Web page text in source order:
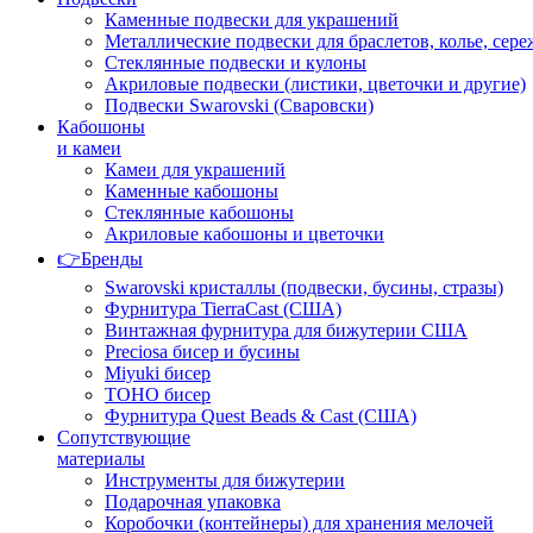
Каменные подвески для украшений
Металлические подвески для браслетов, колье,
Стеклянные подвески и кулоны
Акриловые подвески (листики, цветочки и другие)
Подвески Swarovski (Сваровски)
Кабошоны
и камеи
Камеи для украшений
Каменные кабошоны
Стеклянные кабошоны
Акриловые кабошоны и цветочки
👉Бренды
Swarovski кристаллы (подвески, бусины, стразы)
Фурнитура TierraCast (США)
Винтажная фурнитура для бижутерии США
Preciosa бисер и бусины
Miyuki бисер
TOHO бисер
Фурнитура Quest Beads & Cast (США)
Сопутствующие
материалы
Инструменты для бижутерии
Подарочная упаковка
Коробочки (контейнеры) для хранения мелочей